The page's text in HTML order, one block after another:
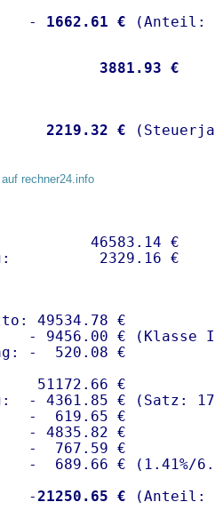
-
1662.61 €
3881.93 €
2219.32 €
rechner24.info
46583.14 €
49534.78 €
- 9456.00 € (Klasse I)
-  520.08 €
51172.66 €
- 4361.85 € (Satz:
-  619.65 €
- 4835.82 €
-  767.59 €
-  689.66 € ( 1.41%/
-21250.65 €